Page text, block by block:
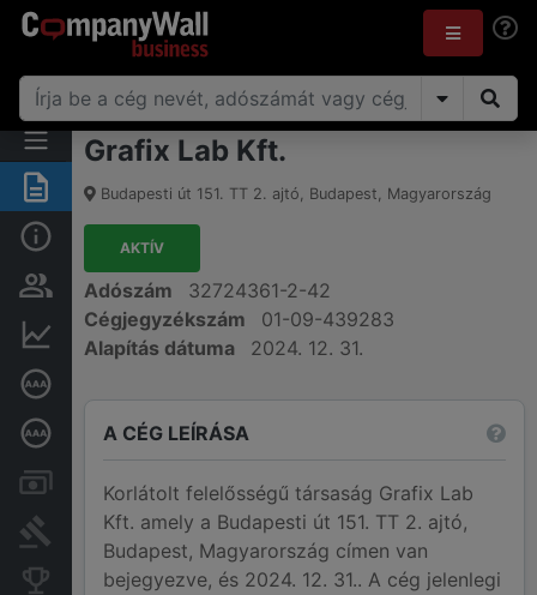
Összegzés
Alap információk
Személyek és tulajdonjog
Pénzügyi információk
Mélyreható hitelminősítés
Számlák és zárolások
Bírósági eljárások
Konkurens cégek
Grafix Lab Kft.
Budapesti út 151. TT 2. ajtó, Budapest, Magyarország
AKTÍV
Adószám
32724361-2-42
Cégjegyzékszám
01-09-439283
Alapítás dátuma
2024. 12. 31.
A CÉG LEÍRÁSA
Korlátolt felelősségű társaság Grafix Lab
Kft. amely a Budapesti út 151. TT 2. ajtó,
Budapest, Magyarország címen van
bejegyezve, és 2024. 12. 31.. A cég jelenlegi